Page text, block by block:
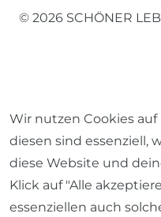
© 2026 SCHÖNER
Impressum
Wir nutzen Cookies
diesen sind essenziell,
diese Website und
Klick auf "Alle
essenziellen auch